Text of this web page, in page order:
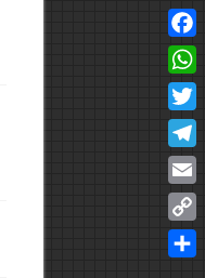
Copy
Link